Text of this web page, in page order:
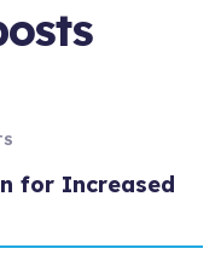
for Increased